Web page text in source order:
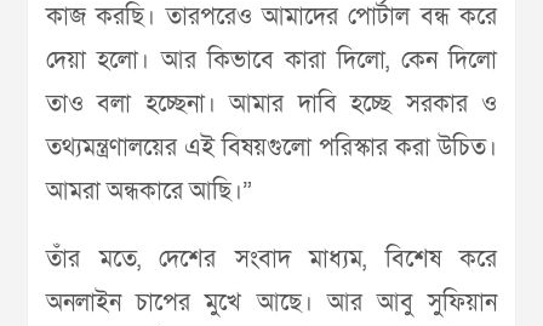
কাজ করছি। তারপরেও আমাদের পোর্টাল বন্ধ করে
দেয়া হলো। আর কিভাবে কারা দিলো, কেন দিলো
তাও বলা হচ্ছেনা। আমার দাবি হচ্ছে সরকার ও
তথ্যমন্ত্রণালয়ের এই বিষয়গুলো পরিস্কার করা উচিত।
আমরা অন্ধকারে আছি।”
তাঁর মতে, দেশের সংবাদ মাধ্যম, বিশেষ করে
অনলাইন চাপের মুখে আছে। আর আবু সুফিয়ান